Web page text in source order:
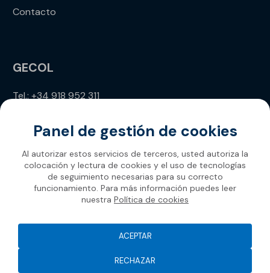
Contacto
GECOL
Tel.: +34 918 952 311
Gecol 2026
Panel de gestión de cookies
Al autorizar estos servicios de terceros, usted autoriza la
colocación y lectura de cookies y el uso de tecnologías
de seguimiento necesarias para su correcto
funcionamiento. Para más información puedes leer
nuestra Política de cookies
RECHAZAR
ACEPTAR